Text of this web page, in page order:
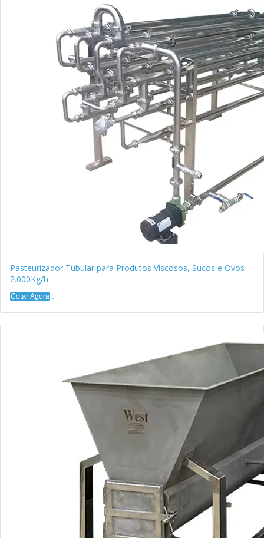
Pasteurizador Tubular para Produtos Viscosos, Sucos e Ovos
2.000Kg/h
Cotar Agora